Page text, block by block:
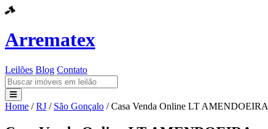
Arrematex
Leilões Blog Contato
Leilões
Home / RJ / São Gonçalo / Casa Venda Online LT AMENDOEIRA